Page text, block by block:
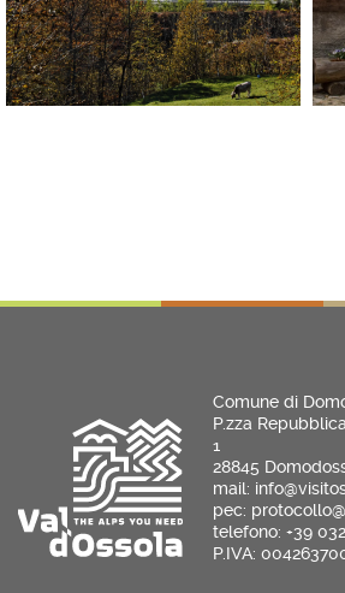
Comune di
P.zza
1
28845
mail:
pec:
telefono: +39
P.IVA: